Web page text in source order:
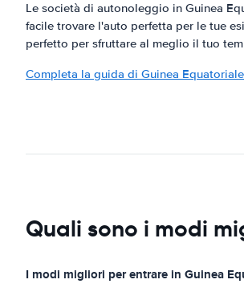
Le società di autonoleggio in Guinea
facile trovare l'auto perfetta per le tue
perfetto per sfruttare al meglio il tuo
Completa la guida di Guinea Equatoriale
Quali sono i modi
I modi migliori per entrare in Guinea